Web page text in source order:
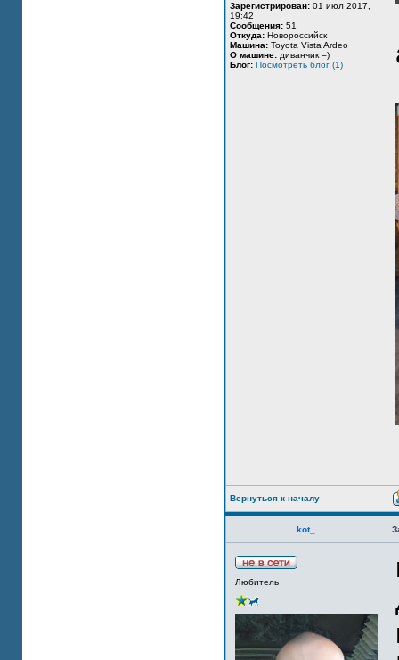
Зарегистрирован: 01 июл 2017,
19:42
Сообщения: 51
Откуда: Новороссийск
Машина: Toyota Vista Ardeo
О машине: диванчик =)
Блог: Посмотреть блог (1)
Вернуться к началу
kot_
Любитель